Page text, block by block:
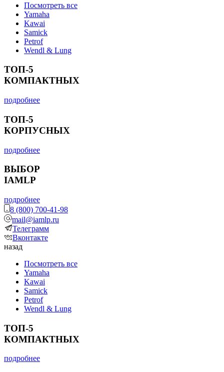
Посмотреть все
Yamaha
Kawai
Samick
Petrof
Wendl & Lung
ТОП-5
КОМПАКТНЫХ
подробнее
ТОП-5
КОРПУСНЫХ
подробнее
ВЫБОР
IAMLP
подробнее
8 (800) 700-41-98
mail@iamlp.ru
Телеграмм
Вконтакте
назад
Посмотреть все
Yamaha
Kawai
Samick
Petrof
Wendl & Lung
ТОП-5
КОМПАКТНЫХ
подробнее